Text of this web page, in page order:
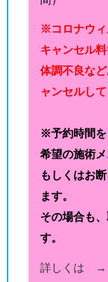
※コロナウィ
キャンセル
体調不良な
ャンセルし
※予約時間を
希望の施術
もしくはお
ます。
その場合も
す。
詳しくは